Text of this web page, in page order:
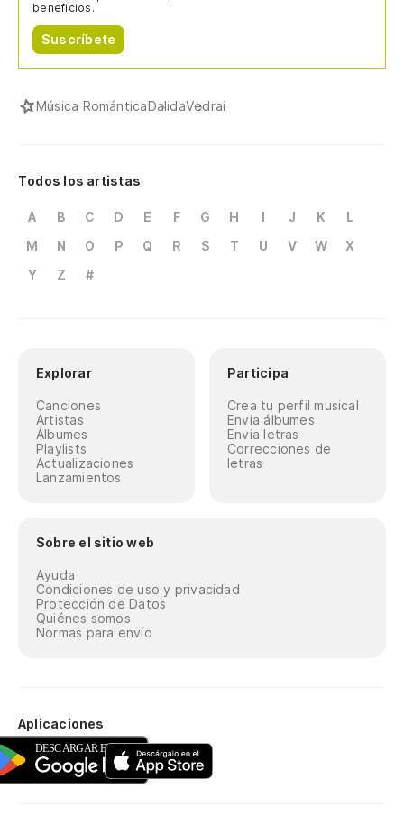
beneficios.
Suscríbete
Música RománticaDalidaVedrai
Todos los artistas
A B C D E F G H I J K
L
M
N O P Q R S T U V W
X
Y
Z #
Explorar
Canciones
Artistas
Álbumes
Playlists
Actualizaciones
Lanzamientos
Participa
Crea tu perfil musical
Envía álbumes
Envía letras
Correcciones de
letras
Sobre el sitio web
Ayuda
Condiciones de uso y privacidad
Protección de Datos
Quiénes somos
Normas para envío
Aplicaciones